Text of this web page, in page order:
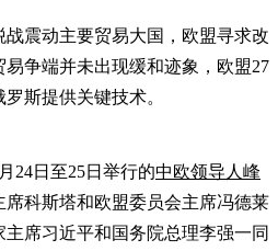
震动主要贸易大国，欧盟寻求改
争端并未出现缓和迹象，欧盟27
罗斯提供关键技术。
24日至25日举行的中欧领导人峰
席科斯塔和欧盟委员会主席冯德莱
席习近平和国务院总理李强一同